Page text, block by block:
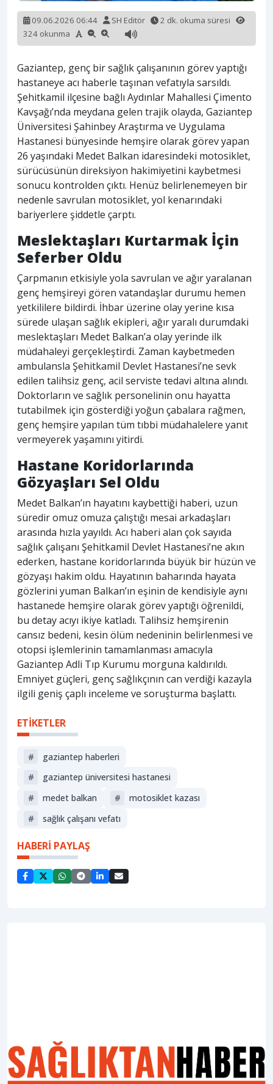
09.06.2026 06:44 SH Editör
2 dk. okuma süresi
324 okunma
Gaziantep, genç bir sağlık çalışanının görev yaptığı
hastaneye acı haberle taşınan vefatıyla sarsıldı.
Şehitkamil ilçesine bağlı Aydınlar Mahallesi Çimento
Kavşağı’nda meydana gelen trajik olayda, Gaziantep
Üniversitesi Şahinbey Araştırma ve Uygulama
Hastanesi bünyesinde hemşire olarak görev yapan
26 yaşındaki Medet Balkan idaresindeki motosiklet,
sürücüsünün direksiyon hakimiyetini kaybetmesi
sonucu kontrolden çıktı. Henüz belirlenemeyen bir
nedenle savrulan motosiklet, yol kenarındaki
bariyerlere şiddetle çarptı.
Meslektaşları Kurtarmak İçin
Seferber Oldu
Çarpmanın etkisiyle yola savrulan ve ağır yaralanan
genç hemşireyi gören vatandaşlar durumu hemen
yetkililere bildirdi. İhbar üzerine olay yerine kısa
sürede ulaşan sağlık ekipleri, ağır yaralı durumdaki
meslektaşları Medet Balkan’a olay yerinde ilk
müdahaleyi gerçekleştirdi. Zaman kaybetmeden
ambulansla Şehitkamil Devlet Hastanesi’ne sevk
edilen talihsiz genç, acil serviste tedavi altına alındı.
Doktorların ve sağlık personelinin onu hayatta
tutabilmek için gösterdiği yoğun çabalara rağmen,
genç hemşire yapılan tüm tıbbi müdahalelere yanıt
vermeyerek yaşamını yitirdi.
Hastane Koridorlarında
Gözyaşları Sel Oldu
Medet Balkan’ın hayatını kaybettiği haberi, uzun
süredir omuz omuza çalıştığı mesai arkadaşları
arasında hızla yayıldı. Acı haberi alan çok sayıda
sağlık çalışanı Şehitkamil Devlet Hastanesi’ne akın
ederken, hastane koridorlarında büyük bir hüzün ve
gözyaşı hakim oldu. Hayatının baharında hayata
gözlerini yuman Balkan’ın eşinin de kendisiyle aynı
hastanede hemşire olarak görev yaptığı öğrenildi,
bu detay acıyı ikiye katladı. Talihsiz hemşirenin
cansız bedeni, kesin ölüm nedeninin belirlenmesi ve
otopsi işlemlerinin tamamlanması amacıyla
Gaziantep Adli Tıp Kurumu morguna kaldırıldı.
Emniyet güçleri, genç sağlıkçının can verdiği kazayla
ilgili geniş çaplı inceleme ve soruşturma başlattı.
ETİKETLER
#
gaziantep haberleri
#
gaziantep üniversitesi hastanesi
#
medet balkan #
motosiklet kazası
#
sağlık çalışanı vefatı
HABERİ PAYLAŞ